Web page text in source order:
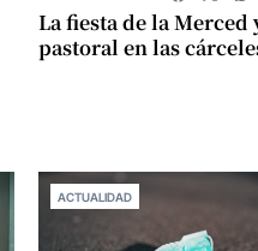
La fiesta de la Merced
pastoral en las
ACTUALIDAD